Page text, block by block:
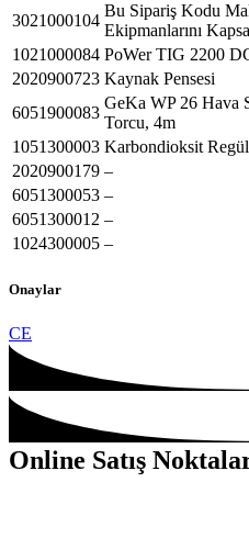
3021000104
Bu Sipariş Kodu
Ekipmanlarını
1021000084 PoWer TIG 2200
2020900723 Kaynak Pensesi
6051900083
GeKa WP 26 Hava
Torcu, 4m
1051300003 Karbondioksit
2020900179 –
6051300053 –
6051300012 –
1024300005 –
Onaylar
CE
Online Satış